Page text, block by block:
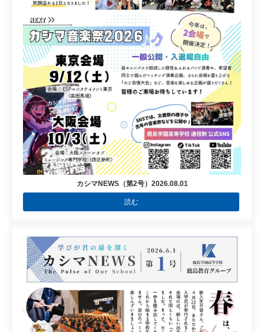
カシマNEWS（第2号）2026.08.01
読む